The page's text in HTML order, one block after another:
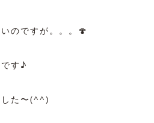
のですが。。。🍄
す♪
した〜(^^)